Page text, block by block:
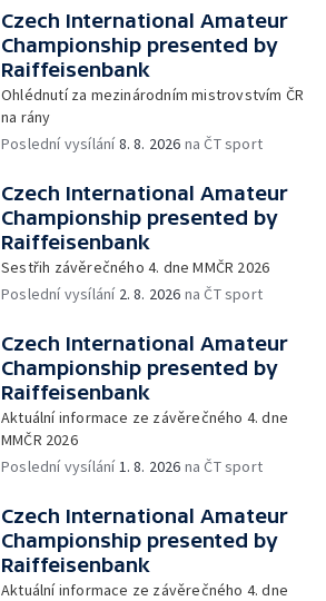
Czech International Amateur
Championship presented by
Raiffeisenbank
Ohlédnutí za mezinárodním mistrovstvím ČR
na rány
Poslední vysílání8. 8. 2026 na ČT sport
Czech International Amateur
Championship presented by
Raiffeisenbank
Sestřih závěrečného 4. dne MMČR 2026
Poslední vysílání 2. 8. 2026 na ČT sport
Czech International Amateur
Championship presented by
Raiffeisenbank
Aktuální informace ze závěrečného 4. dne
MMČR 2026
Poslední vysílání1. 8. 2026 na ČT sport
Czech International Amateur
Championship presented by
Raiffeisenbank
Aktuální informace ze závěrečného 4. dne